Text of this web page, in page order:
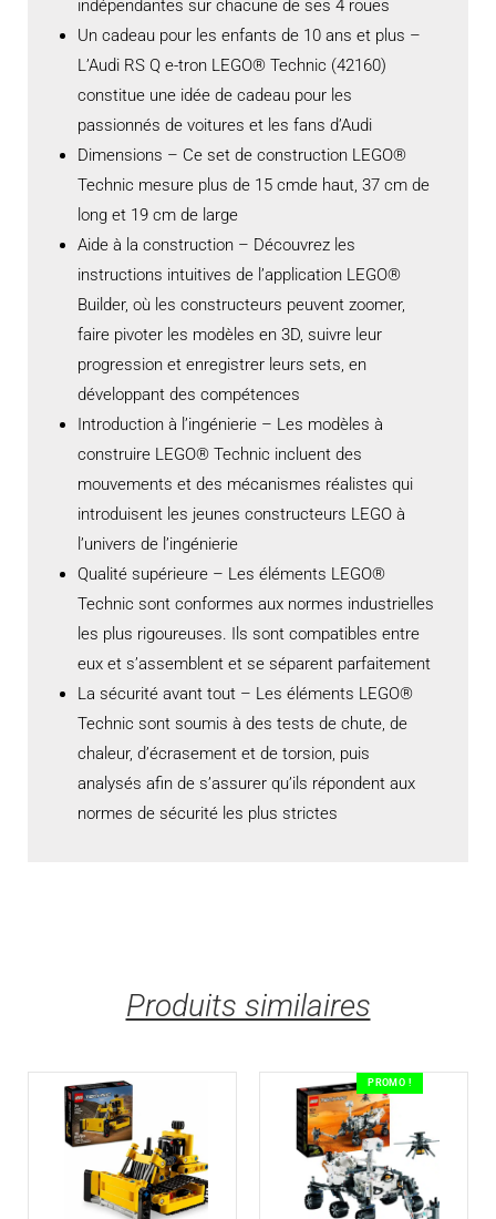
indépendantes sur chacune de ses 4 roues
Un cadeau pour les enfants de 10 ans et plus –
L’Audi RS Q e-tron LEGO® Technic (42160)
constitue une idée de cadeau pour les
passionnés de voitures et les fans d’Audi
Dimensions – Ce set de construction LEGO®
Technic mesure plus de 15 cmde haut, 37 cm de
long et 19 cm de large
Aide à la construction – Découvrez les
instructions intuitives de l’application LEGO®
Builder, où les constructeurs peuvent zoomer,
faire pivoter les modèles en 3D, suivre leur
progression et enregistrer leurs sets, en
développant des compétences
Introduction à l’ingénierie – Les modèles à
construire LEGO® Technic incluent des
mouvements et des mécanismes réalistes qui
introduisent les jeunes constructeurs LEGO à
l’univers de l’ingénierie
Qualité supérieure – Les éléments LEGO®
Technic sont conformes aux normes industrielles
les plus rigoureuses. Ils sont compatibles entre
eux et s’assemblent et se séparent parfaitement
La sécurité avant tout – Les éléments LEGO®
Technic sont soumis à des tests de chute, de
chaleur, d’écrasement et de torsion, puis
analysés afin de s’assurer qu’ils répondent aux
normes de sécurité les plus strictes
Produits similaires
PROMO !